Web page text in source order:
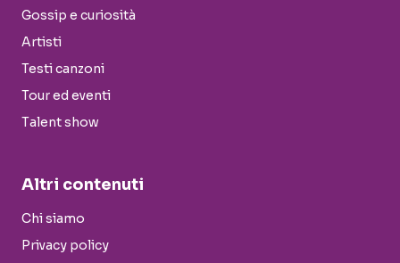
Gossip e curiosità
Artisti
Testi canzoni
Tour ed eventi
Talent show
Altri contenuti
Chi siamo
Privacy policy